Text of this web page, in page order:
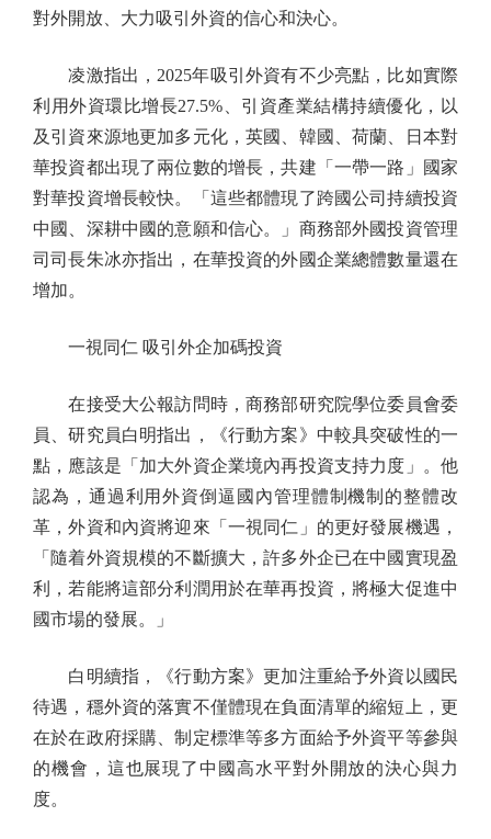
對外開放、大力吸引外資的信心和決心。
凌激指出，2025年吸引外資有不少亮點，比如實際
利用外資環比增長27.5%、引資產業結構持續優化，以
及引資來源地更加多元化，英國、韓國、荷蘭、日本對
華投資都出現了兩位數的增長，共建「一帶一路」國家
對華投資增長較快。「這些都體現了跨國公司持續投資
中國、深耕中國的意願和信心。」商務部外國投資管理
司司長朱冰亦指出，在華投資的外國企業總體數量還在
增加。
一視同仁 吸引外企加碼投資
在接受大公報訪問時，商務部研究院學位委員會委
員、研究員白明指出，《行動方案》中較具突破性的一
點，應該是「加大外資企業境內再投資支持力度」。他
認為，通過利用外資倒逼國內管理體制機制的整體改
革，外資和內資將迎來「一視同仁」的更好發展機遇，
「隨着外資規模的不斷擴大，許多外企已在中國實現盈
利，若能將這部分利潤用於在華再投資，將極大促進中
國市場的發展。」
白明續指，《行動方案》更加注重給予外資以國民
待遇，穩外資的落實不僅體現在負面清單的縮短上，更
在於在政府採購、制定標準等多方面給予外資平等參與
的機會，這也展現了中國高水平對外開放的決心與力
度。